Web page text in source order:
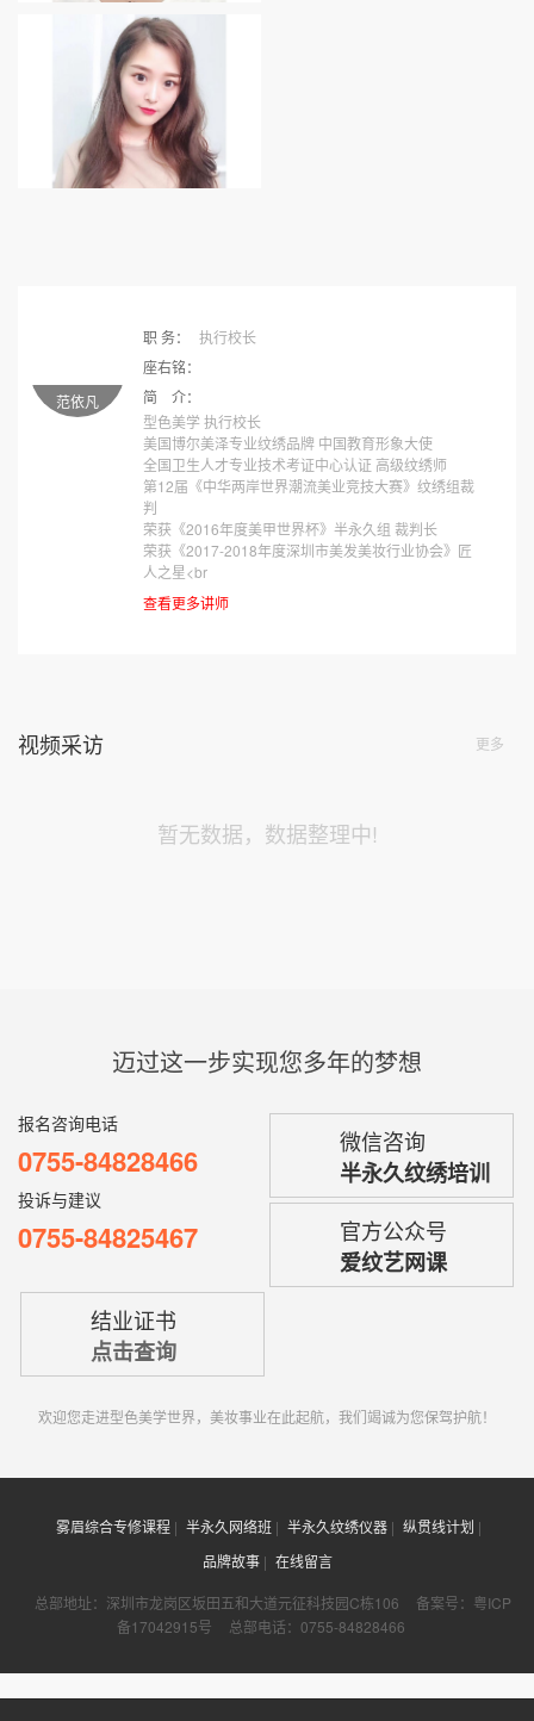
范依凡
职 务：
执行校长
座右铭：
简 介：
型色美学 执行校长
美国博尔美泽专业纹绣品牌 中国教育形象大使
全国卫生人才专业技术考证中心认证 高级纹绣师
第12届《中华两岸世界潮流美业竞技大赛》纹绣组裁
判
荣获《2016年度美甲世界杯》半永久组 裁判长
荣获《2017-2018年度深圳市美发美妆行业协会》匠
人之星<br
查看更多讲师
更多
视频采访
暂无数据，数据整理中!
迈过这一步实现您多年的梦想
报名咨询电话
0755-84828466
投诉与建议
0755-84825467
微信咨询
半永久纹绣培训
官方公众号
爱纹艺网课
结业证书
点击查询
欢迎您走进型色美学世界，美妆事业在此起航，我们竭诚为您保驾护航！
雾眉综合专修课程 半永久网络班 半永久纹绣仪器
纵贯线计划
品牌故事
在线留言
总部地址：深圳市龙岗区坂田五和大道元征科技园C栋106 备案号： 粤ICP
备17042915号
总部电话：0755-84828466